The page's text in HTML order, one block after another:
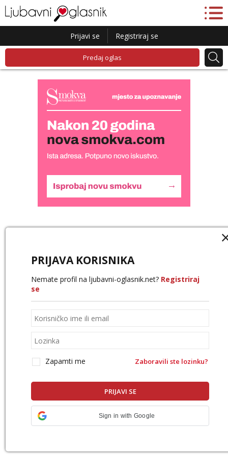
Prijavi se Registriraj se
Predaj oglas
PRIJAVA KORISNIKA
Nemate profil na ljubavni-oglasnik.net? Registriraj
se
Zapamti me Zaboravili ste lozinku?
Sign in with Google